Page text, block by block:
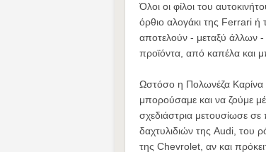
Όλοι οι φίλοι του
όρθιο αλογάκι της Ferrari ή
αποτελούν - μεταξύ άλλων -
προϊόντα, από καπέλα και
Ωστόσο η Πολωνέζα Καρίνα
μπορούσαμε και να ζούμε
σχεδιάστρια μετουσίωσε σε
δαχτυλιδιών της Audi, του
της Chevrolet, αν και